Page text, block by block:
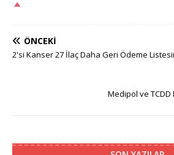
ÖNCEKI
2'si Kanser 27 İlaç Daha Geri Ödeme
Medipol ve